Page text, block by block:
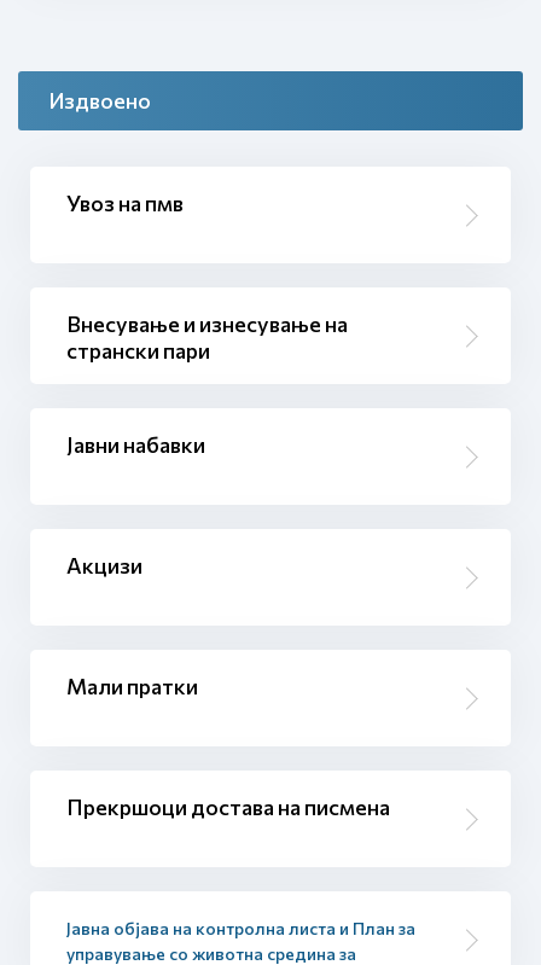
Издвоено
Увоз на пмв
Внесување и изнесување на
странски пари
Јавни набавки
Акцизи
Мали пратки
Прекршоци достава на писмена
Јавна објава на контролна листа и План за
управување со животна средина за